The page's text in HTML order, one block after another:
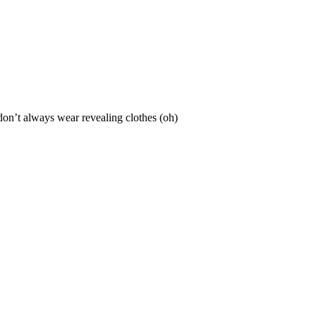
always wear revealing clothes (oh)